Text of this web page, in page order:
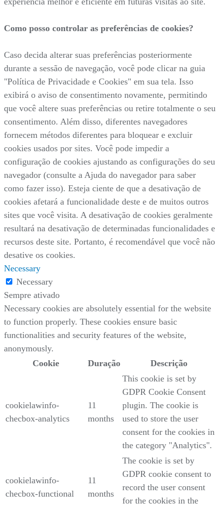
Como posso controlar as preferências de cookies?
Caso decida alterar suas preferências posteriormente
durante a sessão de navegação, você pode clicar na guia
"Política de Privacidade e Cookies" em sua tela. Isso
exibirá o aviso de consentimento novamente, permitindo
que você altere suas preferências ou retire totalmente o seu
consentimento. Além disso, diferentes navegadores
fornecem métodos diferentes para bloquear e excluir
cookies usados por sites. Você pode impedir a
configuração de cookies ajustando as configurações do seu
navegador (consulte a Ajuda do navegador para saber
como fazer isso). Esteja ciente de que a desativação de
cookies afetará a funcionalidade deste e de muitos outros
sites que você visita. A desativação de cookies geralmente
resultará na desativação de determinadas funcionalidades e
recursos deste site. Portanto, é recomendável que você não
desative os cookies.
Necessary
Necessary
Sempre ativado
Necessary cookies are absolutely essential for the website
to function properly. These cookies ensure basic
functionalities and security features of the website,
anonymously.
Cookie
Duração Descrição
cookielawinfo-
checbox-analytics
11
months
This cookie is set by
GDPR Cookie Consent
plugin. The cookie is
used to store the user
consent for the cookies in
the category "Analytics".
cookielawinfo-
checbox-functional
11
months
The cookie is set by
GDPR cookie consent to
record the user consent
for the cookies in the